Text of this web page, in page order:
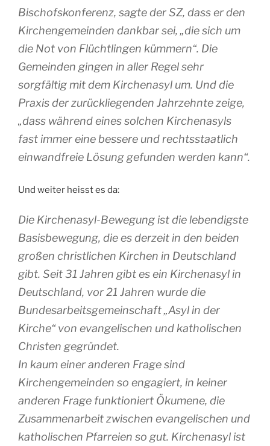
Bischofskonferenz, sagte der SZ, dass er den
Kirchengemeinden dankbar sei, „die sich um
die Not von Flüchtlingen kümmern“. Die
Gemeinden gingen in aller Regel sehr
sorgfältig mit dem Kirchenasyl um. Und die
Praxis der zurückliegenden Jahrzehnte zeige,
„dass während eines solchen Kirchenasyls
fast immer eine bessere und rechtsstaatlich
einwandfreie Lösung gefunden werden kann“.
Und weiter heisst es da:
Die Kirchenasyl-Bewegung ist die lebendigste
Basisbewegung, die es derzeit in den beiden
großen christlichen Kirchen in Deutschland
gibt. Seit31 Jahren gibt es ein Kirchenasyl in
Deutschland, vor21 Jahren wurde die
Bundesarbeitsgemeinschaft „Asyl in der
Kirche“ von evangelischen und katholischen
Christen gegründet.
In kaum einer anderen Frage sind
Kirchengemeinden so engagiert, in keiner
anderen Frage funktioniert Ökumene, die
Zusammenarbeit zwischen evangelischen und
katholischen Pfarreien so gut. Kirchenasyl ist